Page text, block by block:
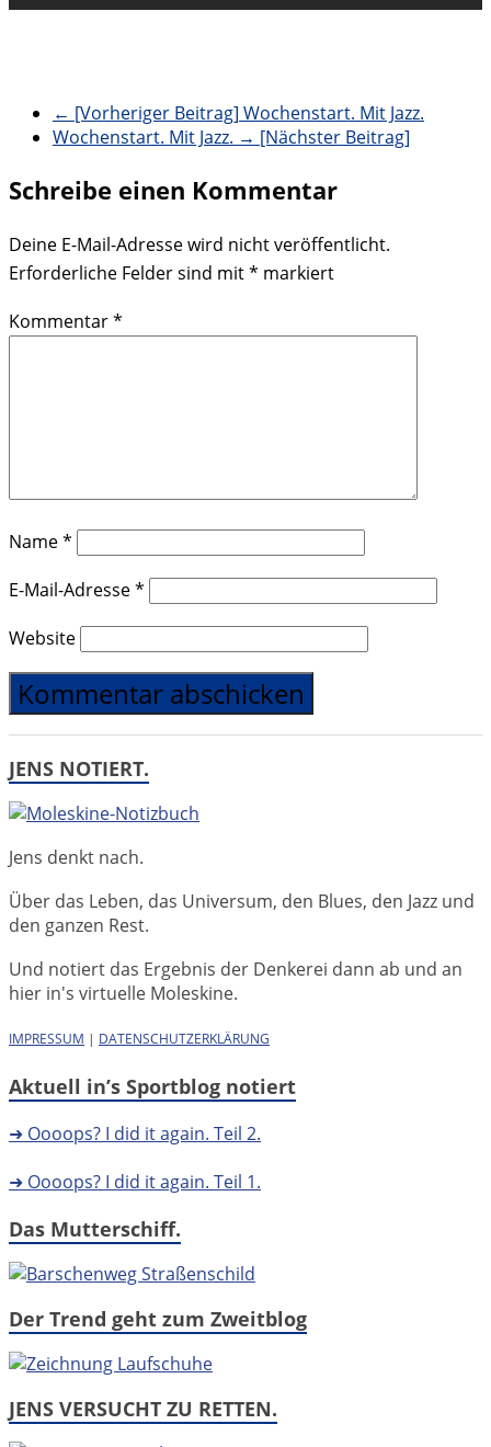
← [Vorheriger Beitrag] Wochenstart. Mit Jazz.
Wochenstart. Mit Jazz. → [Nächster Beitrag]
Schreibe einen Kommentar
Deine E-Mail-Adresse wird nicht veröffentlicht.
Erforderliche Felder sind mit* markiert
Kommentar*
Name*
E-Mail-Adresse*
Website
JENS NOTIERT.
Jens denkt nach.
Über das Leben, das Universum, den Blues, den Jazz und
den ganzen Rest.
Und notiert das Ergebnis der Denkerei dann ab und an
hier in's virtuelle Moleskine.
IMPRESSUM | DATENSCHUTZERKLÄRUNG
Aktuell in’s Sportblog notiert
➜ Oooops? I did it again. Teil 2.
➜ Oooops? I did it again. Teil 1.
Das Mutterschiff.
Der Trend geht zum Zweitblog
JENS VERSUCHT ZU RETTEN.